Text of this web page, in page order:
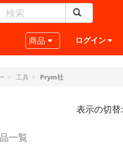
Toggle navigation
商品 ログイン
工具 Prym社
表示の切替:
一覧